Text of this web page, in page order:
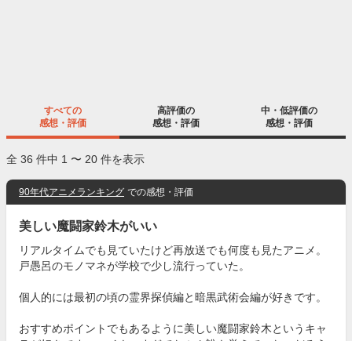
すべての
感想・評価
高評価の
感想・評価
中・低評価の
感想・評価
全 36 件中 1 〜 20 件を表示
90年代アニメランキング での感想・評価
美しい魔闘家鈴木がいい
リアルタイムでも見ていたけど再放送でも何度も見たアニメ。
戸愚呂のモノマネが学校で少し流行っていた。
個人的には最初の頃の霊界探偵編と暗黒武術会編が好きです。
おすすめポイントでもあるように美しい魔闘家鈴木というキャ